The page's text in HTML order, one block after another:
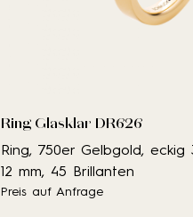
Ring Glasklar DR626
Ring, 750er Gelbgold, eckig
12 mm, 45 Brillanten
Preis auf Anfrage